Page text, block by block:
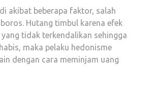
akibat beberapa faktor, salah
Hutang timbul karena efek
tidak terkendalikan sehingga
maka pelaku hedonisme
dengan cara meminjam uang